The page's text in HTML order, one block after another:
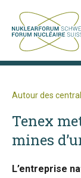
Autour des
Tenex
mines
L’entreprise